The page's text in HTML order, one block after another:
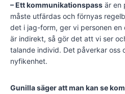
– Ett kommunikationspass är en
måste utfärdas och förnyas
det i jag-form, ger vi personen en
är indirekt, så gör det att vi ser
talande individ. Det påverkar oss
nyfikenhet.
Gunilla säger att man kan se